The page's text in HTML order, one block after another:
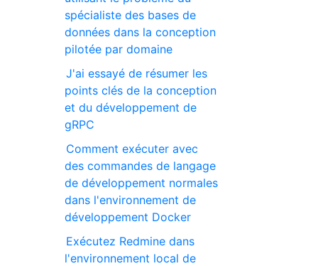
spécialiste des bases de
données dans la conception
pilotée par domaine
J'ai essayé de résumer les
points clés de la conception
et du développement de
gRPC
Comment exécuter avec
des commandes de langage
de développement normales
dans l'environnement de
développement Docker
Exécutez Redmine dans
l'environnement local de